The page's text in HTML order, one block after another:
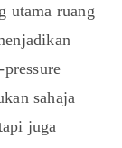
utama ruang
sahaja
juga